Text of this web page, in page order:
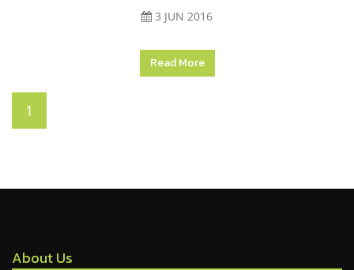
3 JUN 2016
Read More
1
About Us